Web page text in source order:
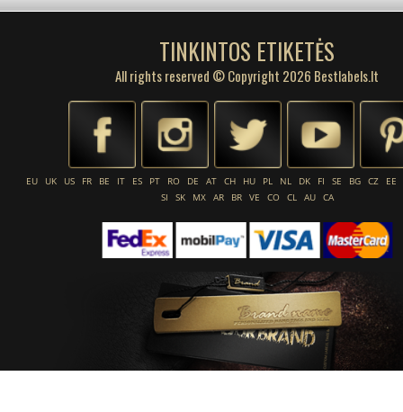
TINKINTOS ETIKETĖS
All rights reserved © Copyright 2026 Bestlabels.lt
EU UK US FR BE IT ES PT RO DE AT CH HU PL NL DK FI SE BG CZ
EE
SI
SK MX AR BR VE CO CL AU CA